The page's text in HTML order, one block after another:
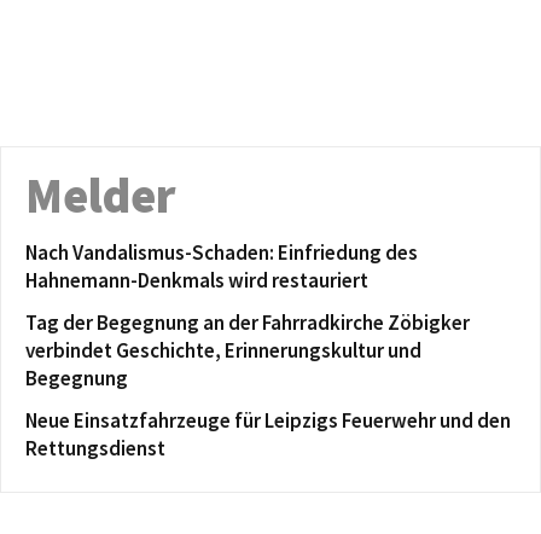
Melder
Nach Vandalismus-Schaden: Einfriedung des
Hahnemann-Denkmals wird restauriert
Tag der Begegnung an der Fahrradkirche Zöbigker
verbindet Geschichte, Erinnerungskultur und
Begegnung
Neue Einsatzfahrzeuge für Leipzigs Feuerwehr und den
Rettungsdienst